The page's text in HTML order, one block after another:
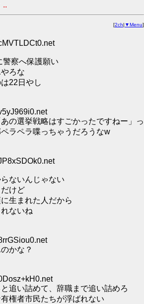
..
[2ch| ▼Menu]
警察へ保護願い
ろな
22日やし
の選挙戦略はすごかったですねー」っ
ラペラ喋っちゃうだろうなw
ないんじゃない
けど
生まれた人だから
ないね
かな？
追い詰めて、辞職まで追い詰めろ
権者市民たちが浮ばれない